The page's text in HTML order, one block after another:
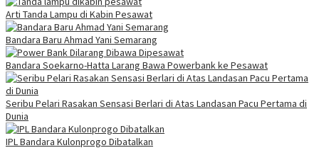
Arti Tanda Lampu di Kabin Pesawat
Bandara Baru Ahmad Yani Semarang
Bandara Soekarno-Hatta Larang Bawa Powerbank ke Pesawat
Seribu Pelari Rasakan Sensasi Berlari di Atas Landasan Pacu Pertama di
Dunia
IPL Bandara Kulonprogo Dibatalkan